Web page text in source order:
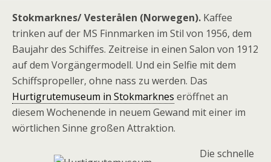
Stokmarknes/ Vesterålen (Norwegen). Kaffee
trinken auf der MS Finnmarken im Stil von 1956, dem
Baujahr des Schiffes. Zeitreise in einen Salon von 1912
auf dem Vorgängermodell. Und ein Selfie mit dem
Schiffspropeller, ohne nass zu werden. Das
Hurtigrutemuseum in Stokmarknes eröffnet an
diesem Wochenende in neuem Gewand mit einer im
wörtlichen Sinne großen Attraktion.
Die schnelle